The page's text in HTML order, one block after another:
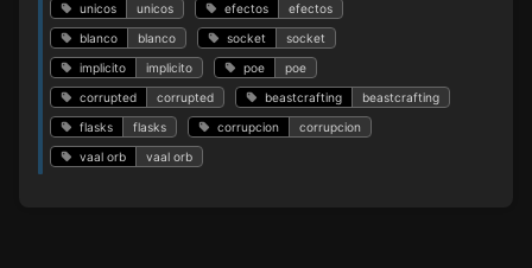
unicos unicos efectos efectos
blanco blanco socket socket
implicito implicito poe poe
corrupted corrupted beastcrafting beastcrafting
flasks flasks corrupcion corrupcion
vaal orb vaal orb